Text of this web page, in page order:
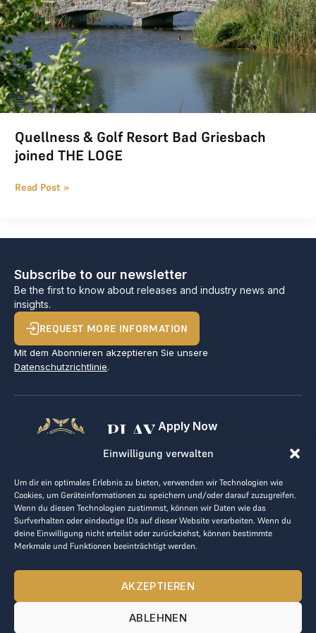
Einwilligung verwalten
Um dir ein optimales Erlebnis zu bieten, verwenden wir Technologien wie
Cookies, um Geräteinformationen zu speichern und/oder darauf zuzugreifen.
Wenn du diesen Technologien zustimmst, können wir Daten wie das
Surfverhalten oder eindeutige IDs auf dieser Website verarbeiten. Wenn du
deine Einwilligung nicht erteilst oder zurückziehst, können bestimmte
Merkmale und Funktionen beeinträchtigt werden.
AKZEPTIEREN
ABLEHNEN
Quellness & Golf Resort Bad Griesbach
joined THE LOGE
Read Post »
Subscribe to our newsletter
Be the first to know about releases and industry news and
insights.
REQUEST MORE INFORMATION
Mit dem Abonnieren akzeptieren Sie unsere
Datenschutzrichtlinie.
PLAY
GOLF,
MAKE
BUSINESS
Apply Now
Contact
Terms & Conditions
Data Privacy
kontakt@the-loge.com
Our friendly team is here to help.
Mon-Fri from 8am to 5pm.